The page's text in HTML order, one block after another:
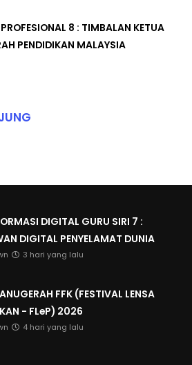
8 : TIMBALAN KETUA
PENDIDIKAN MALAYSIA
DIGITAL GURU SIRI 7 :
DIGITAL PENYELAMAT DUNIA
3 hari yang lalu
FFK (FESTIVAL LENSA
- FLeP) 2026
4 hari yang lalu